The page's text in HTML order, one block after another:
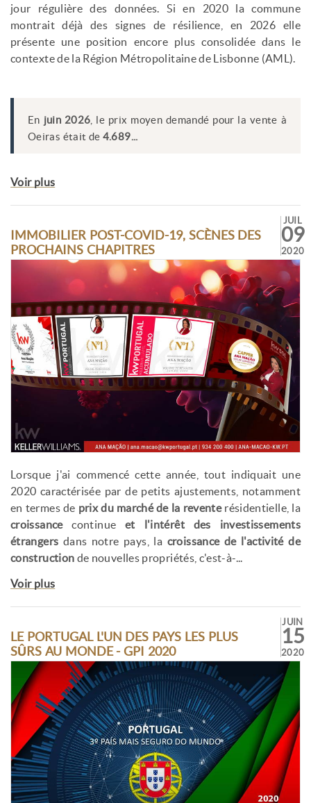
jour régulière des données. Si en 2020 la commune
montrait déjà des signes de résilience, en 2026 elle
présente une position encore plus consolidée dans le
contexte de la Région Métropolitaine de Lisbonne (AML).
En juin 2026 , le prix moyen demandé pour la vente à
Oeiras était de 4.689...
Voir plus
IMMOBILIER POST-COVID-19, SCÈNES DES
PROCHAINS CHAPITRES
JUIL
09
2020
Lorsque j'ai commencé cette année, tout indiquait une
2020 caractérisée par de petits ajustements, notamment
en termes de prix du marché de la reventerésidentielle, la
croissancecontinueet l'intérêt des investissements
étrangers dans notre pays, la croissance de l'activité de
construction de nouvelles propriétés, c'est-à-...
Voir plus
LE PORTUGAL L'UN DES PAYS LES PLUS
SÛRS AU MONDE - GPI 2020
JUIN
15
2020